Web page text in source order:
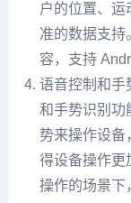
户的位置、
准的数据支持
容，支持
语音控制和手
和手势识别功
势来操作设备
得设备操作更
操作的场景下